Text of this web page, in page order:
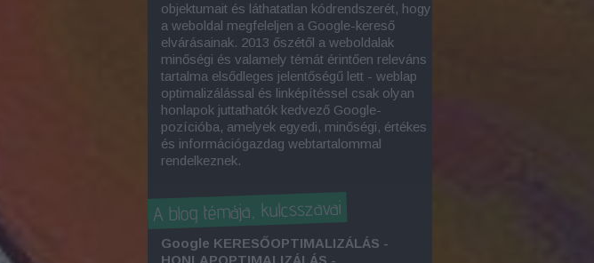
objektumait és láthatatlan kódrendszerét, hogy
a weboldal megfeleljen a Google-kereső
elvárásainak. 2013 őszétől a weboldalak
minőségi és valamely témát érintően releváns
tartalma elsődleges jelentőségű lett - weblap
optimalizálással és linképítéssel csak olyan
honlapok juttathatók kedvező Google-
pozícióba, amelyek egyedi, minőségi, értékes
és információgazdag webtartalommal
rendelkeznek.
A blog témája, kulcsszavai
Google KERESŐOPTIMALIZÁLÁS -
HONLAPOPTIMALIZÁLÁS -